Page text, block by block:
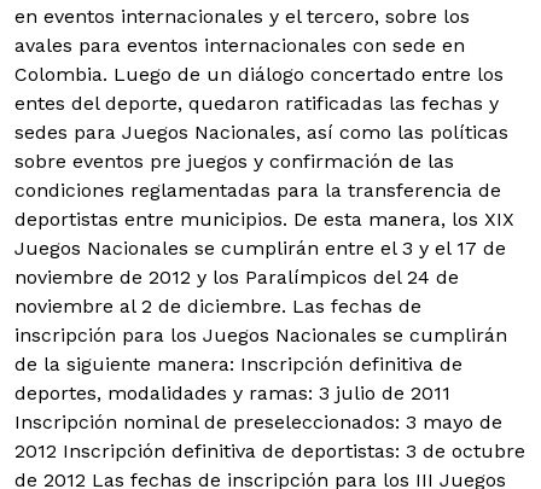
en eventos internacionales y el tercero, sobre los
avales para eventos internacionales con sede en
Colombia. Luego de un diálogo concertado entre los
entes del deporte, quedaron ratificadas las fechas y
sedes para Juegos Nacionales, así como las políticas
sobre eventos pre juegos y confirmación de las
condiciones reglamentadas para la transferencia de
deportistas entre municipios. De esta manera, los XIX
Juegos Nacionales se cumplirán entre el 3 y el 17 de
noviembre de 2012 y los Paralímpicos del 24 de
noviembre al 2 de diciembre. Las fechas de
inscripción para los Juegos Nacionales se cumplirán
de la siguiente manera: Inscripción definitiva de
deportes, modalidades y ramas: 3 julio de 2011
Inscripción nominal de preseleccionados: 3 mayo de
2012 Inscripción definitiva de deportistas: 3 de octubre
de 2012 Las fechas de inscripción para los III Juegos